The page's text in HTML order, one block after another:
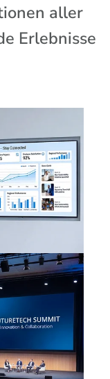
aller
Erlebnisse